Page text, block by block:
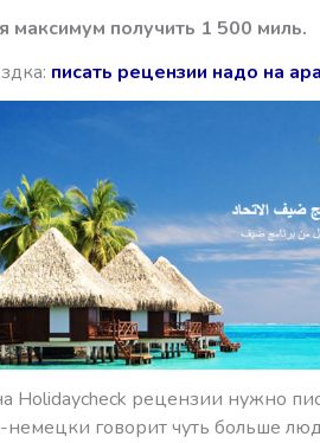
максимум получить 1 500 миль.
писать рецензии надо на
Holidaycheck рецензии нужно
немецки говорит чуть больше